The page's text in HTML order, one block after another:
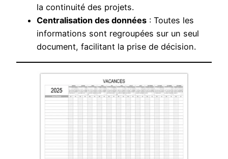
la continuité des projets.
Centralisation des données : Toutes les
informations sont regroupées sur un seul
document, facilitant la prise de décision.